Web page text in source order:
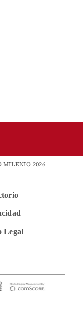
MILENIO 2026
Legal